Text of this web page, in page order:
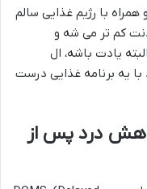
با رژیم غذایی سالم
کم تر می شه و
یادت باشه، ال
یه برنامه غذایی درست
درد پس از